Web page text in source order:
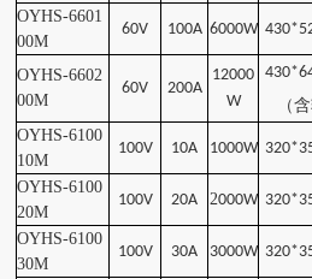
OYHS-6601
00M
60V 100A 6000W
OYHS-6602
00M
60V 200A
12000
W
（
OYHS-6100
10M
100V 10A 1000W
OYHS-6100
20M
100V 20A 2000W
OYHS-6100
30M
100V 30A 3000W